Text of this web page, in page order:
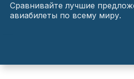
Сравнивайте лучшие
авиабилеты по всему миру.